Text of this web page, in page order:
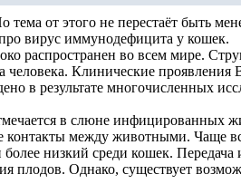
тема от этого не перестаёт быть
вирус иммунодефицита у кошек.
во всем мире.
человека. Клинические
в результате многочисленных
в слюне
между животными. Чаще
низкий среди кошек.
плодов. Однако, существует